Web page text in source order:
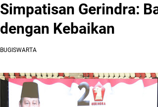
Simpatisan Gerindra:
dengan Kebaikan
BUGISWARTA